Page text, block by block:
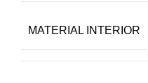
MATERIAL INTERIOR